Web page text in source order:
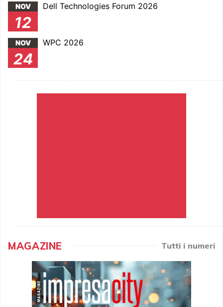
NOV
12
Dell Technologies Forum 2026
NOV
24
WPC 2026
MAGAZINE Tutti i numeri